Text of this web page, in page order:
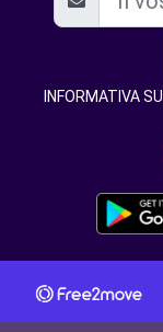
INFORMATIVA